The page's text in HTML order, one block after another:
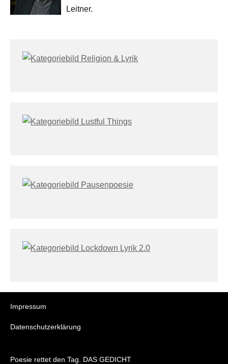
Leitner.
Impressum
Datenschutzerklärung
Poesie rettet den Tag. DAS GEDICHT